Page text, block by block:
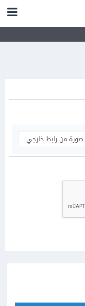
من رابط خارجي